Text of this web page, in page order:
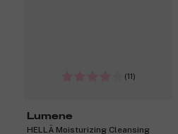
(11)
Lumene
HELLÄ Moisturizing Cleansing